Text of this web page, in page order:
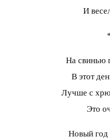
И
На свинью
В этот
Лучше с
Это
Новый год